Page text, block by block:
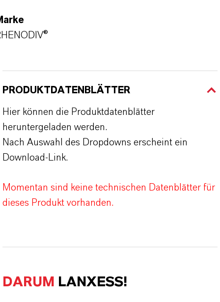
PRODUKTDATENBLÄTTER
Hier können die Produktdatenblätter
heruntergeladen werden.
Nach Auswahl des Dropdowns erscheint ein
Download-Link.
Momentan sind keine technischen Datenblätter für
dieses Produkt vorhanden.
DARUM LANXESS!